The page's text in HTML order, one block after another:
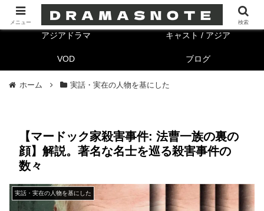
海外ドラマ キャスト/海外
アジアドラマ キャスト / アジア
VOD ブログ
ホーム 実話・実在の人物を基にした
【マードック家殺害事件: 法曹一族の裏の
顔】解説。著名な名士を巡る殺害事件の
数々
実話・実在の人物を基にした
メニュー 検索